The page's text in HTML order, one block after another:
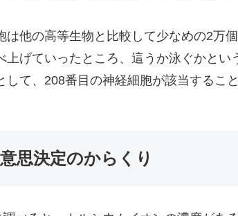
は他の高等生物と比較して少なめの2万
上げていったところ、這うか泳ぐかとい
して、208番目の神経細胞が該当するこ
思決定のからくり